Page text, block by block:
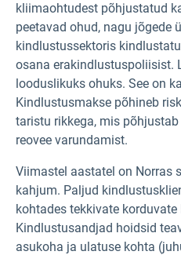
kliimaohtudest põhjustatud
peetavad ohud, nagu jõgede
kindlustussektoris
osana erakindlustuspoliisist.
looduslikuks ohuks. See on
Kindlustusmakse põhineb
taristu rikkega, mis
reovee varundamist.
Viimastel aastatel on Norras
kahjum. Paljud
kohtades tekkivate
Kindlustusandjad hoidsid
asukoha ja ulatuse kohta